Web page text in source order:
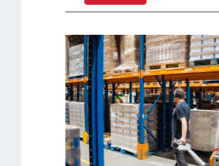
K
a
g
a
r
m
-
U
n